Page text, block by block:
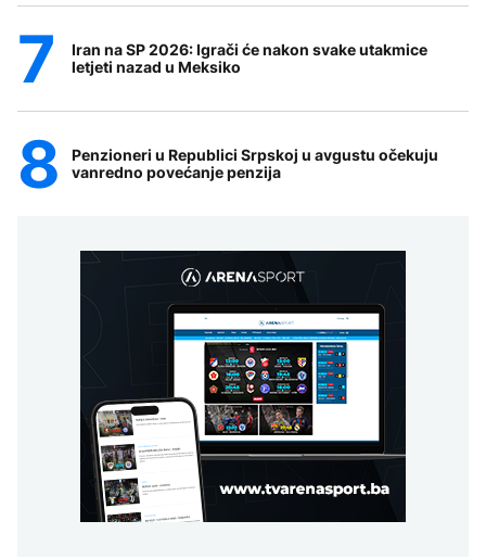
Iran na SP 2026: Igrači će nakon svake utakmice
letjeti nazad u Meksiko
Penzioneri u Republici Srpskoj u avgustu očekuju
vanredno povećanje penzija